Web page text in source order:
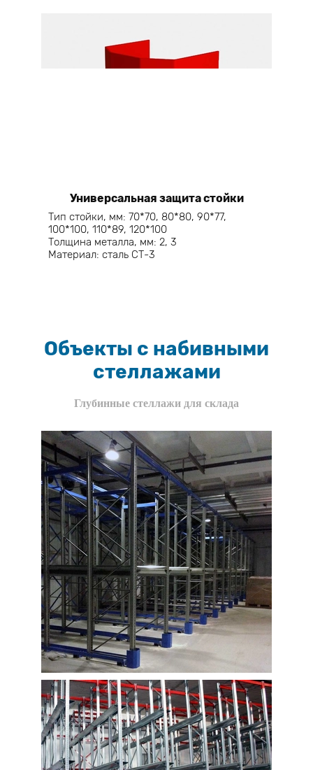
Универсальная защита стойки
Тип стойки, мм: 70*70, 80*80, 90*77,
100*100, 110*89, 120*100
Толщина металла, мм: 2, 3
Материал: сталь СТ-3
Объекты с набивными
стеллажами
Глубинные стеллажи для склада